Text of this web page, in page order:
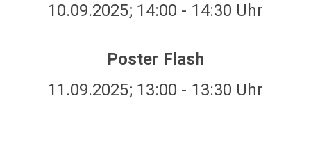
10.09.2025; 14:00 - 14:30 Uhr
Poster Flash
11.09.2025; 13:00 - 13:30 Uhr